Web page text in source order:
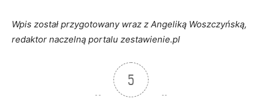
Wpis został przygotowany wraz z Angeliką Woszczyńską,
redaktor naczelną portalu zestawienie.pl
5